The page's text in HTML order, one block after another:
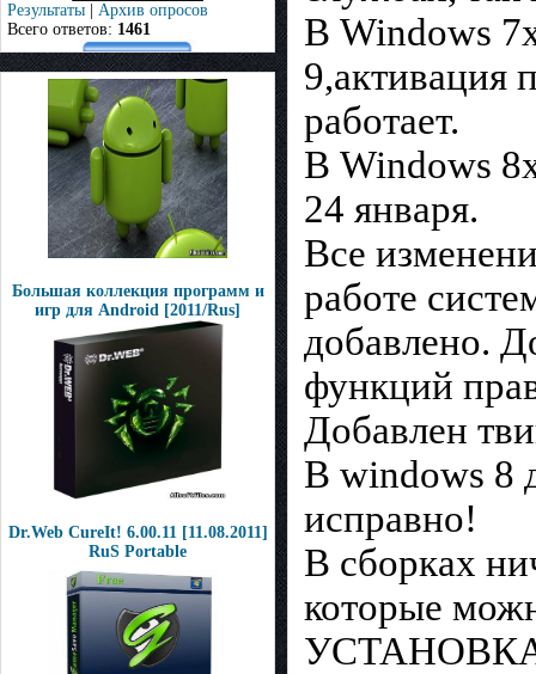
Результаты | Архив опросов
Всего ответов: 1461
Большая коллекция программ и
игр для Android [2011/Rus]
Dr.Web CureIt! 6.00.11 [11.08.2011]
RuS Portable
В Windows
9,активация
работает.
В Windows
24 января.
Все
работе
добавлено.
функций
Добавлен
В windows 8
исправно!
В сборках
которые